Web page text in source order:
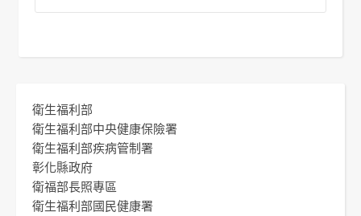
衛生福利部
衛生福利部中央健康保險署
衛生福利部疾病管制署
彰化縣政府
衛福部長照專區
衛生福利部國民健康署